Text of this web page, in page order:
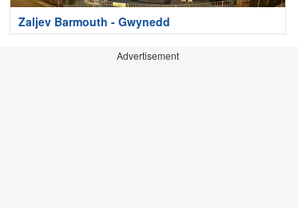
Zaljev Barmouth - Gwynedd
Advertisement